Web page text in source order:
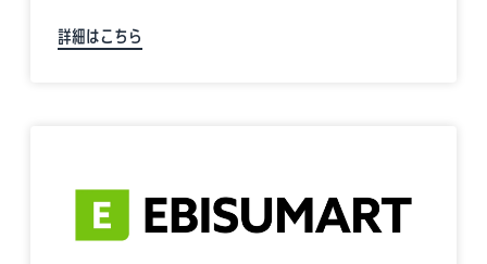
詳細はこちら